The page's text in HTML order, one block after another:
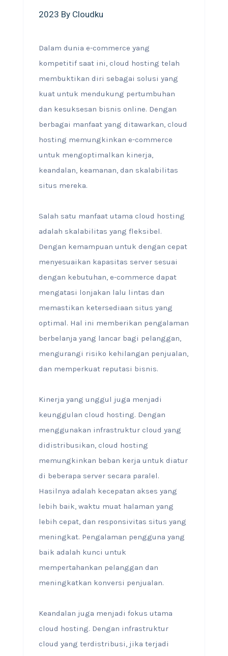
2023 By Cloudku
Dalam dunia e-commerce yang
kompetitif saat ini, cloud hosting telah
membuktikan diri sebagai solusi yang
kuat untuk mendukung pertumbuhan
dan kesuksesan bisnis online. Dengan
berbagai manfaat yang ditawarkan, cloud
hosting memungkinkan e-commerce
untuk mengoptimalkan kinerja,
keandalan, keamanan, dan skalabilitas
situs mereka.
Salah satu manfaat utama cloud hosting
adalah skalabilitas yang fleksibel.
Dengan kemampuan untuk dengan cepat
menyesuaikan kapasitas server sesuai
dengan kebutuhan, e-commerce dapat
mengatasi lonjakan lalu lintas dan
memastikan ketersediaan situs yang
optimal. Hal ini memberikan pengalaman
berbelanja yang lancar bagi pelanggan,
mengurangi risiko kehilangan penjualan,
dan memperkuat reputasi bisnis.
Kinerja yang unggul juga menjadi
keunggulan cloud hosting. Dengan
menggunakan infrastruktur cloud yang
didistribusikan, cloud hosting
memungkinkan beban kerja untuk diatur
di beberapa server secara paralel.
Hasilnya adalah kecepatan akses yang
lebih baik, waktu muat halaman yang
lebih cepat, dan responsivitas situs yang
meningkat. Pengalaman pengguna yang
baik adalah kunci untuk
mempertahankan pelanggan dan
meningkatkan konversi penjualan.
Keandalan juga menjadi fokus utama
cloud hosting. Dengan infrastruktur
cloud yang terdistribusi, jika terjadi